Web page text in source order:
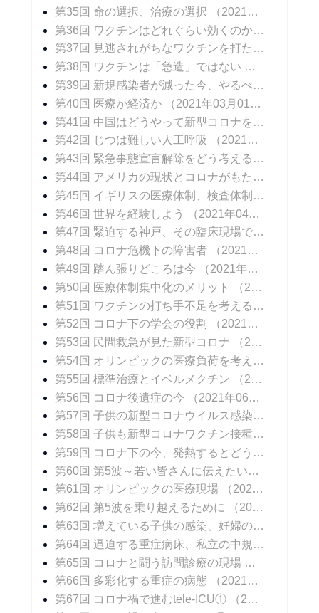
第35回 命の選択、治療の選択
（2021年01月25日 掲載）
第36回 ワクチンはどれぐらい効くのか？
第37回 見逃されがちなワクチンを打たないリスク
第38回 ワクチンは「急造」ではない
（2021年02
第39回 新規感染者が減った今、やるべきこと
第40回 医療か経済か
（2021年03月01日 掲載）
第41回 中国はどうやって新型コロナを抑え込んだのか
第42回 じつは難しい人工呼吸
（2021年03月15日 掲載）
第43回 緊急事態宣言解除をどう考えるか
第44回 アメリカの現状とコロナがもたらしたイノベーション
第45回 イギリスの医療体制、検査体制
（2021年
第46回 世界を経験しよう
（2021年04月12日 掲載）
第47回 緊迫する神戸、その臨床現場では
第48回 コロナ危機下の障害者
（2021年04月26日 掲載）
第49回 踏ん張りどころは今
（2021年05月03日 掲載）
第50回 医療体制集中化のメリット
（2021年05月10日 掲載）
第51回 ワクチンの打ち手不足を考える
（2021年
第52回 コロナ下の学会の役割
（2021年05月24日 掲載）
第53回 民間救急が見た新型コロナ
（2021年05月31日 掲載）
第54回 オリンピックの医療負荷を考える
第55回 標準治療とイベルメクチン
（2021年06月14日 掲載）
第56回 コロナ後遺症の今
（2021年06月21日 掲載）
第57回 子供の新型コロナウイルス感染症
第58回 子供も新型コロナワクチン接種を
第59回 コロナ下の今、発熱するとどうなる？
第60回 第5波～若い皆さんに伝えたいこと
第61回 オリンピックの医療現場
（2021年08月06日 掲載）
第62回 第5波を乗り越えるために
（2021年08月16日 掲載）
第63回 増えている子供の感染、妊婦の感染
第64回 逼迫する重症病床、私立の中規模急性期病院の頑張り
第65回 コロナと闘う訪問診療の現場
（2021年09
第66回 多彩化する重症の病態
（2021年09月20日 掲載）
第67回 コロナ禍で進むtele-ICU①
（2021年09月27日 掲載）